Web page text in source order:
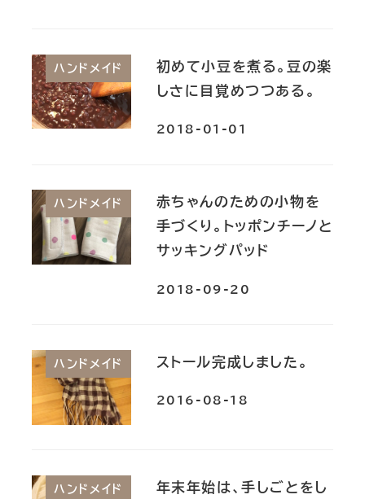
ハンドメイド
初めて小豆を煮る。豆の楽
しさに目覚めつつある。
2018-01-01
ハンドメイド
赤ちゃんのための小物を
手づくり。トッポンチーノと
サッキングパッド
2018-09-20
ハンドメイド ストール完成しました。
2016-08-18
ハンドメイド
年末年始は、手しごとをし